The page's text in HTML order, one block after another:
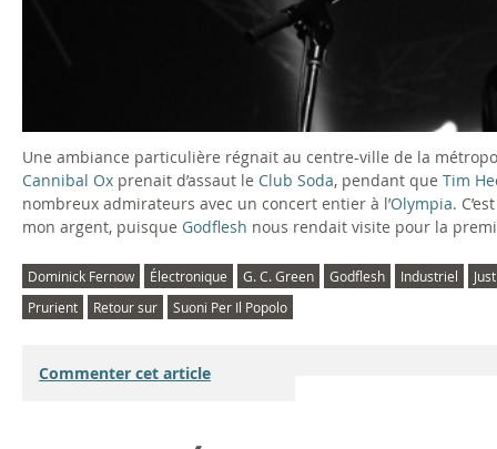
Une ambiance particulière régnait au centre-ville de la
Cannibal Ox prenait d’assaut le Club Soda, pendant que Tim
nombreux admirateurs avec un concert entier à l’Olympia.
mon argent, puisque Godflesh nous rendait visite pour la
Dominick Fernow Électronique G. C. Green Godflesh Industriel
Prurient
Retour sur Suoni Per Il Popolo
Commenter cet article